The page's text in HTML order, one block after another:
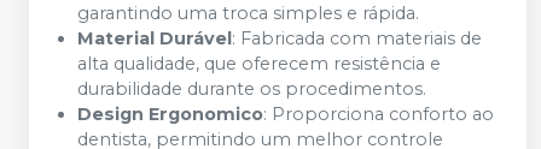
garantindo uma troca simples e rápida.
Material Durável: Fabricada com materiais de
alta qualidade, que oferecem resistência e
durabilidade durante os procedimentos.
Design Ergonomico: Proporciona conforto ao
dentista, permitindo um melhor controle